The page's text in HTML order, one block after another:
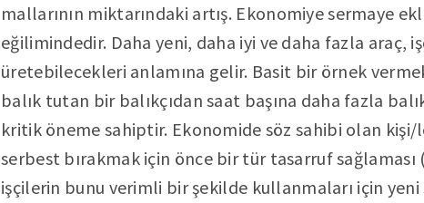
mallarının miktarındaki artış. Ekonomiye sermaye
eğilimindedir. Daha yeni, daha iyi ve daha fazla araç,
üretebilecekleri anlamına gelir. Basit bir örnek
balık tutan bir balıkçıdan saat başına daha fazla
kritik öneme sahiptir. Ekonomide söz sahibi olan
serbest bırakmak için önce bir tür tasarruf
işçilerin bunu verimli bir şekilde kullanmaları için